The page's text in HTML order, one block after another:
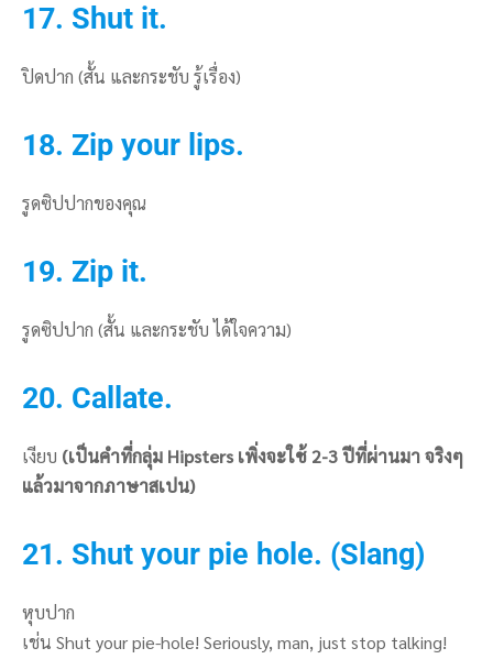
17. Shut it.
ปิดปาก (สั้น และกระชับ รู้เรื่อง)
18. Zip your lips.
รูดซิปปากของคุณ
19. Zip it.
รูดซิปปาก (สั้น และกระชับ ได้ใจความ)
20. Callate.
เงียบ (เป็นคำที่กลุ่ม Hipsters เพิ่งจะใช้ 2-3 ปีที่ผ่านมา จริงๆ
แล้วมาจากภาษาสเปน)
21. Shut your pie hole. (Slang)
หุบปาก
เช่น Shut your pie-hole! Seriously, man, just stop talking!